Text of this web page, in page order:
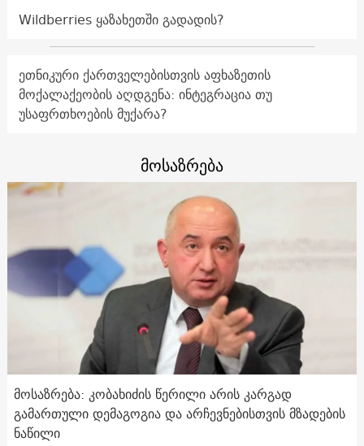
Wildberries ყაზახეთში გადადის?
ეთნიკური ქართველებისთვის აფხაზეთის
მოქალაქეობის აღდგენა: ინტეგრაცია თუ
უსაფრთხოების მუქარა?
მოსაზრება
მოსაზრება: კობახიძის წერილი არის კარგად
გამართული დემაგოგია და არჩევნებისთვის მზადების
ნაწილი